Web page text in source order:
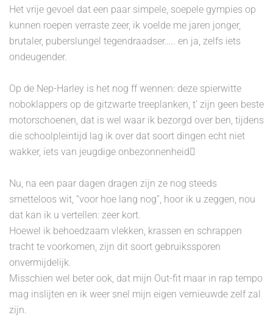
Het vrije gevoel dat een paar simpele, soepele gympies op
kunnen roepen verraste zeer, ik voelde me jaren jonger,
brutaler, puberslungel tegendraadser….. en ja, zelfs iets
ondeugender.
Op de Nep-Harley is het nog ff wennen: deze spierwitte
noboklappers op de gitzwarte treeplanken, t’ zijn geen beste
motorschoenen, dat is wel waar ik bezorgd over ben, tijdens
die schoolpleintijd lag ik over dat soort dingen echt niet
wakker, iets van jeugdige onbezonnenheid
Nu, na een paar dagen dragen zijn ze nog steeds
smetteloos wit, “voor hoe lang nog”, hoor ik u zeggen, nou
dat kan ik u vertellen: zeer kort.
Hoewel ik behoedzaam vlekken, krassen en schrappen
tracht te voorkomen, zijn dit soort gebruikssporen
onvermijdelijk.
Misschien wel beter ook, dat mijn Out-fit maar in rap tempo
mag inslijten en ik weer snel mijn eigen vernieuwde zelf zal
zijn.